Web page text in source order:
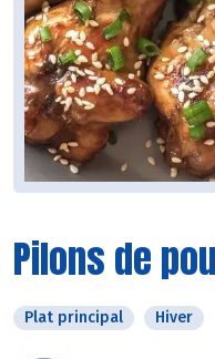
Pilons de
Plat principal Hiver